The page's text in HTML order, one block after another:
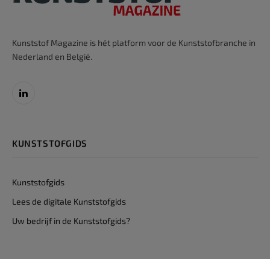
Kunststof Magazine is hét platform voor de Kunststofbranche in
Nederland en België.
LinkedIn
KUNSTSTOFGIDS
Kunststofgids
Lees de digitale Kunststofgids
Uw bedrijf in de Kunststofgids?